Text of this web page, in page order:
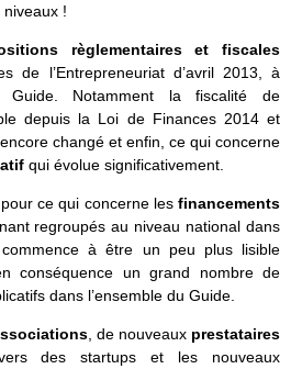
niveaux !
règlementaires et fiscales
de l’Entrepreneuriat d’avril 2013, à
Guide. Notamment la fiscalité de
depuis la Loi de Finances 2014 et
changé et enfin, ce qui concerne
qui évolue significativement.
ce qui concerne les financements
regroupés au niveau national dans
commence à être un peu plus lisible
conséquence un grand nombre de
dans l’ensemble du Guide.
, de nouveaux prestataires
des startups et les nouveaux